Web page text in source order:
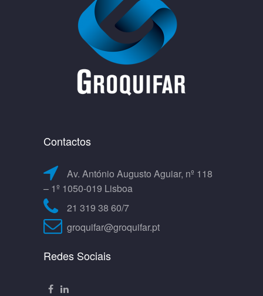
Contactos
Av. António Augusto Aguiar, nº 118
– 1º 1050-019 Lisboa
21 319 38 60/7
groquifar@groquifar.pt
Redes Sociais